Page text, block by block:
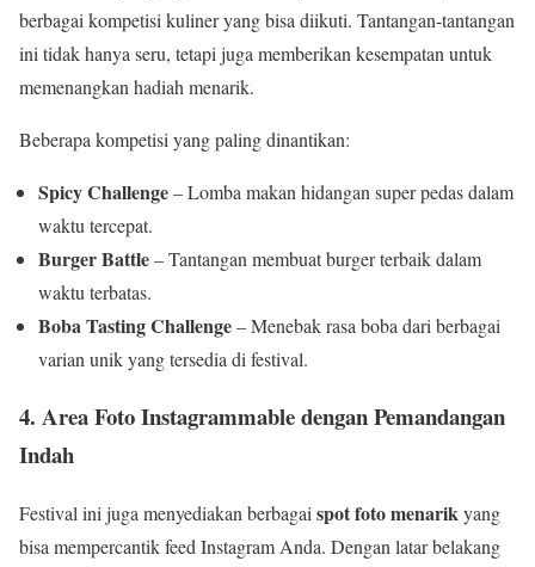
berbagai kompetisi kuliner yang bisa diikuti. Tantangan-tantangan
ini tidak hanya seru, tetapi juga memberikan kesempatan untuk
memenangkan hadiah menarik.
Beberapa kompetisi yang paling dinantikan:
Spicy Challenge– Lomba makan hidangan super pedas dalam
waktu tercepat.
Burger Battle– Tantangan membuat burger terbaik dalam
waktu terbatas.
Boba Tasting Challenge– Menebak rasa boba dari berbagai
varian unik yang tersedia di festival.
4. Area Foto Instagrammable dengan Pemandangan
Indah
Festival ini juga menyediakan berbagai spot foto menarikyang
bisa mempercantik feed Instagram Anda. Dengan latar belakang